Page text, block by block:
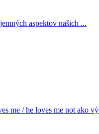
aspektov našich ...
me / he loves me not ako